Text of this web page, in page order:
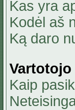
Kas yra
Kodėl aš
Ką daro
Kaip